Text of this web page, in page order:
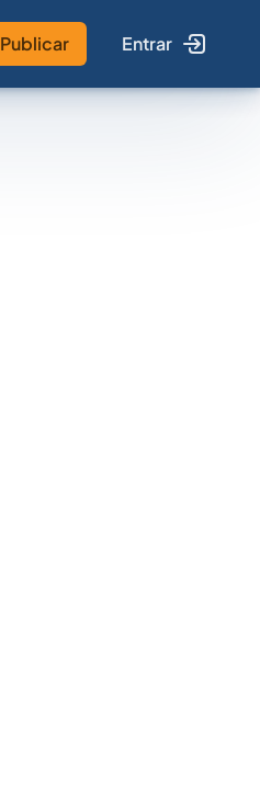
Publicar Entrar